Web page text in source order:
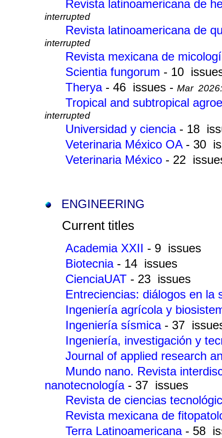
Revista latinoamericana de
interrupted
Revista latinoamericana de
interrupted
Revista mexicana de
Scientia fungorum - 10
Therya - 46 issues - Mar
Tropical and subtropical
interrupted
Universidad y ciencia - 18
Veterinaria México OA - 30
Veterinaria México - 22
ENGINEERING
Current titles
Academia XXII - 9 issues
Biotecnia - 14 issues
CienciaUAT - 23 issues
Entreciencias: diálogos en
Ingeniería agrícola y
Ingeniería sísmica - 37
Ingeniería, investigación y
Journal of applied research
Mundo nano. Revista
nanotecnología - 37 issues
Revista de ciencias
Revista mexicana de
Terra Latinoamericana - 58